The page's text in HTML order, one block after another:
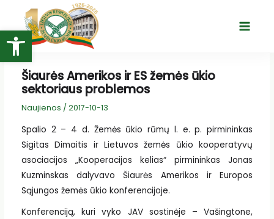
Open toolbar
turinio
Main
Šiaurės Amerikos ir ES žemės ūkio
sektoriaus problemos
Naujienos / 2017-10-13
Spalio 2 – 4 d. Žemės ūkio rūmų l. e. p. pirmininkas
Sigitas Dimaitis ir Lietuvos žemės ūkio kooperatyvų
asociacijos „Kooperacijos kelias“ pirmininkas Jonas
Kuzminskas dalyvavo Šiaurės Amerikos ir Europos
Sąjungos žemės ūkio konferencijoje.
Konferenciją, kuri vyko JAV sostinėje – Vašingtone,